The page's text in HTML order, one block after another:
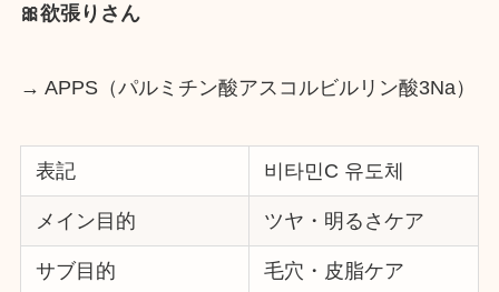
🎀欲張りさん
→ APPS（パルミチン酸アスコルビルリン酸3Na）
表記 비타민C 유도체
メイン目的 ツヤ・明るさケア
サブ目的 毛穴・皮脂ケア